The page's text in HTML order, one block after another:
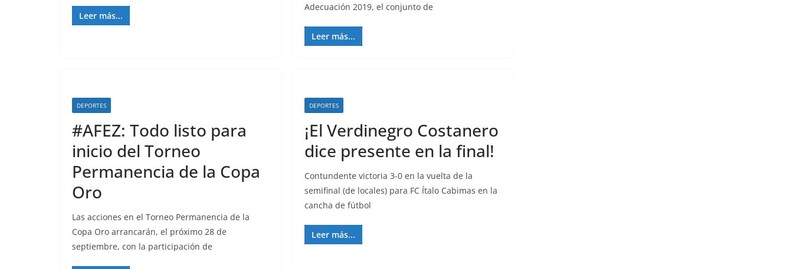
Leer más...
Adecuación 2019, el conjunto de
Leer más...
DEPORTES
#AFEZ: Todo listo para
inicio del Torneo
Permanencia de la Copa
Oro
Las acciones en el Torneo Permanencia de la
Copa Oro arrancarán, el próximo 28 de
septiembre, con la participación de
DEPORTES
¡El Verdinegro Costanero
dice presente en la final!
Contundente victoria 3-0 en la vuelta de la
semifinal (de locales) para FC Ítalo Cabimas en la
cancha de fútbol
Leer más...